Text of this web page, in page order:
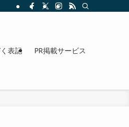
きます。
表記 PR掲載サービス